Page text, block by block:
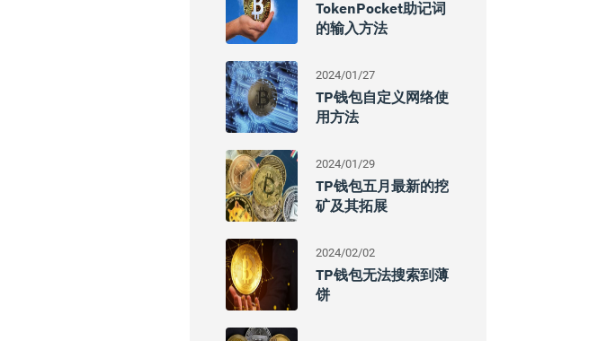
TokenPocket助记词
的输入方法
2024/01/27
TP钱包自定义网络使
用方法
2024/01/29
TP钱包五月最新的挖
矿及其拓展
2024/02/02
TP钱包无法搜索到薄
饼